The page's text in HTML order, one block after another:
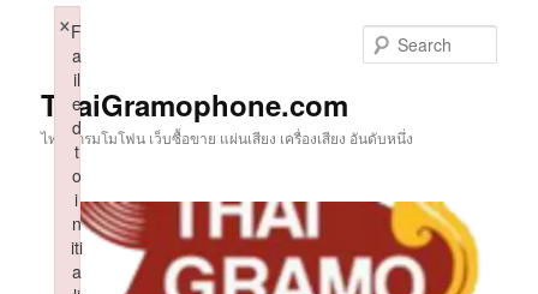
ThaiGramophone.com
ไทยแกรมโมโฟน เว็บซื้อขาย แผ่นเสียง เครื่องเสียง อันดับหนึ่ง
F
a
il
e
d
t
o
i
n
iti
a
×